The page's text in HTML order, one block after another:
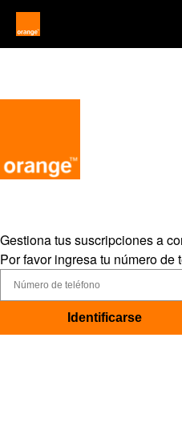
Gestiona tus suscripciones a
Por favor ingresa tu número de
Identificarse